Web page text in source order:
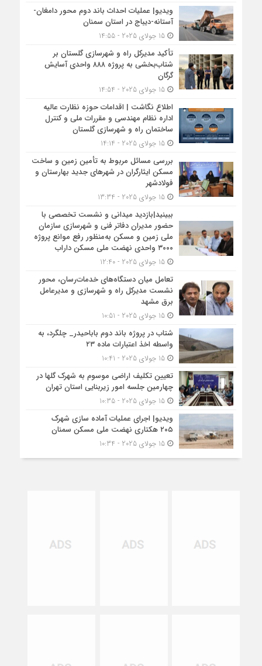
ویدیو| عملیات احداث باند دوم محور دامغان-
آستانه-دیباج در استان سمنان
15 جولای 2025 - 14:55
تأکید مدیرکل راه و شهرسازی گلستان بر
شتاب‌بخشی به پروژه ۸۸۸ واحدی آسایش
گرگان
15 جولای 2025 - 14:54
اطلاع نگاشت | اقدامات حوزه نظارت عالیه
اداره نظام مهندسی و مقررات ملی و کنترل
ساختمان راه و شهرسازی گلستان
15 جولای 2025 - 14:14
بررسی مسائل مربوط به تأمین زمین و ساخت
مسکن ایثارگران در شهرهای جدید بهارستان و
فولادشهر
15 جولای 2025 - 13:34
ببینید|بازدید میدانی و نشست تخصصی با
حضور مدیران دفاتر فنی و شهرسازی سازمان
ملی زمین و مسکن به‌منظور رفع موانع پروژه
۳۰۰۰ واحدی نهضت ملی مسکن داراب
15 جولای 2025 - 12:40
تعامل میان دستگاه‌های خدمات‌رسان، محور
نشست مدیرکل راه و شهرسازی و مدیرعامل
برق مشهد
15 جولای 2025 - 10:51
شتاب در پروژه باند دوم باباحیدر_ چلگرد، به
واسطه اخذ اعتبارات ماده ۲۳
15 جولای 2025 - 10:41
تعیین تکلیف اراضی موسوم به شهرک گلها در
چهارمین جلسه امور زیربنایی استان تهران
15 جولای 2025 - 10:35
ویدیو| اجرای عملیات آماده سازی شهرک
۲۰۵ هکتاری نهضت ملی مسکن سمنان
15 جولای 2025 - 10:34